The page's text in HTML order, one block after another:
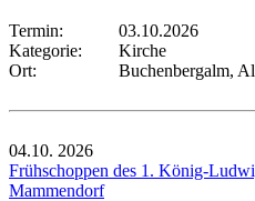
Termin:
03.10.2026
Kategorie:
Kirche
Ort:
Buchenbergalm,
04.10. 2026
Frühschoppen des 1. König-
Mammendorf